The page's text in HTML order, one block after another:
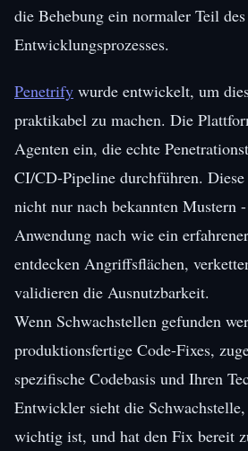
die Behebung ein normaler Teil des
Entwicklungsprozesses.
Penetrify wurde entwickelt, um
praktikabel zu machen. Die
Agenten ein, die echte
CI/CD-Pipeline durchführen. Diese
nicht nur nach bekannten Mustern
Anwendung nach wie ein
entdecken Angriffsflächen,
validieren die Ausnutzbarkeit.
Wenn Schwachstellen gefunden
produktionsfertige Code-Fixes,
spezifische Codebasis und Ihren
Entwickler sieht die
wichtig ist, und hat den Fix bereit